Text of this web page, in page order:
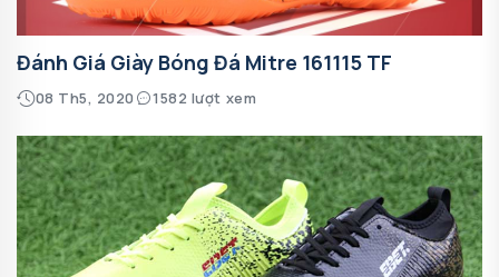
Đánh Giá Giày Bóng Đá Mitre 161115 TF
08 Th5, 2020 1582 lượt xem